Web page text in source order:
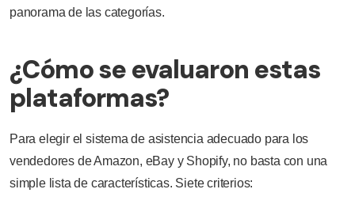
panorama de las categorías.
¿Cómo se evaluaron estas
plataformas?
Para elegir el sistema de asistencia adecuado para los
vendedores de Amazon, eBay y Shopify, no basta con una
simple lista de características. Siete criterios: